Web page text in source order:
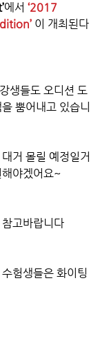
에서 ‘2017
이 개최된다
생들도 오디션 도
뿜어내고 있습니
거 몰릴 예정일거
야겠어요~
고바랍니다
험생들은 화이팅